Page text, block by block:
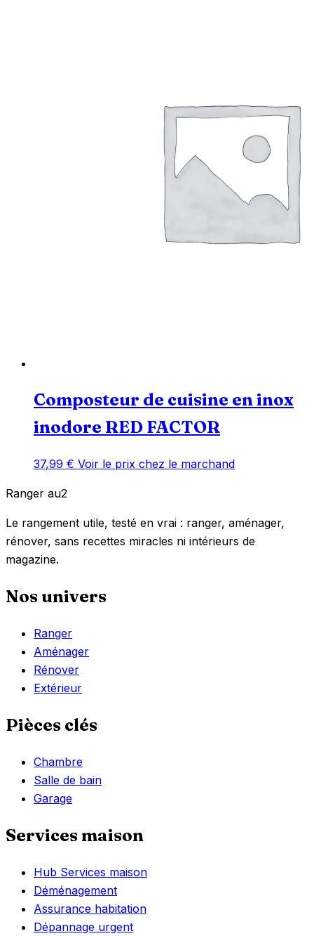
Composteur de cuisine en inox
inodore RED FACTOR
37,99 € Voir le prix chez le marchand
Ranger au2
Le rangement utile, testé en vrai : ranger, aménager,
rénover, sans recettes miracles ni intérieurs de
magazine.
Nos univers
Ranger
Aménager
Rénover
Extérieur
Pièces clés
Chambre
Salle de bain
Garage
Services maison
Hub Services maison
Déménagement
Assurance habitation
Dépannage urgent